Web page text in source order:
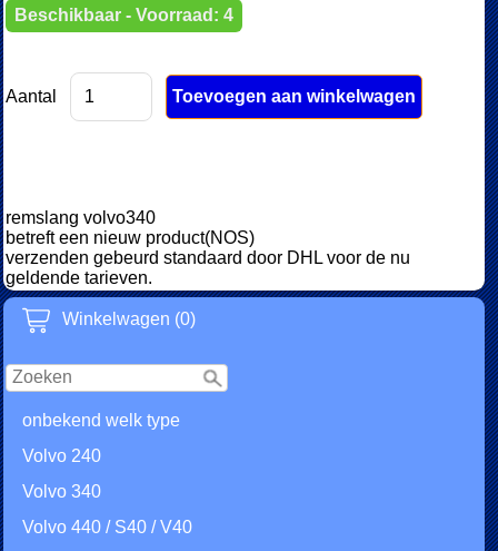
Winkelwagen (0)
onbekend welk type
Volvo 240
Volvo 340
Volvo 440 / S40 / V40
Beschikbaar - Voorraad: 4
Aantal
remslang volvo340
betreft een nieuw product(NOS)
verzenden gebeurd standaard door DHL voor de nu
geldende tarieven.